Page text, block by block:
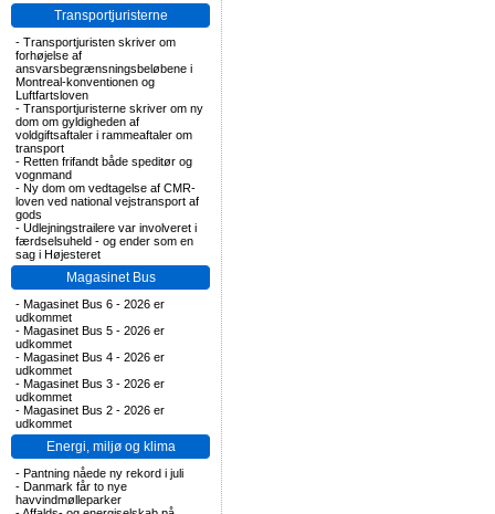
Transportjuristerne
- Transportjuristen skriver om
forhøjelse af
ansvarsbegrænsningsbeløbene i
Montreal-konventionen og
Luftfartsloven
- Transportjuristerne skriver om ny
dom om gyldigheden af
voldgiftsaftaler i rammeaftaler om
transport
- Retten frifandt både speditør og
vognmand
- Ny dom om vedtagelse af CMR-
loven ved national vejstransport af
gods
- Udlejningstrailere var involveret i
færdselsuheld - og ender som en
sag i Højesteret
Magasinet Bus
- Magasinet Bus 6 - 2026 er
udkommet
- Magasinet Bus 5 - 2026 er
udkommet
- Magasinet Bus 4 - 2026 er
udkommet
- Magasinet Bus 3 - 2026 er
udkommet
- Magasinet Bus 2 - 2026 er
udkommet
Energi, miljø og klima
- Pantning nåede ny rekord i juli
- Danmark får to nye
havvindmølleparker